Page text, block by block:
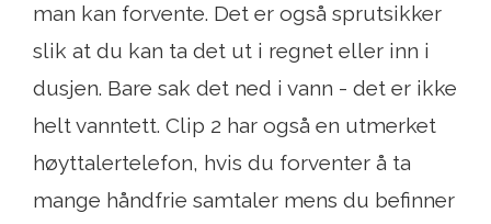
man kan forvente. Det er også sprutsikker
slik at du kan ta det ut i regnet eller inn i
dusjen. Bare sak det ned i vann - det er ikke
helt vanntett. Clip 2 har også en utmerket
høyttalertelefon, hvis du forventer å ta
mange håndfrie samtaler mens du befinner